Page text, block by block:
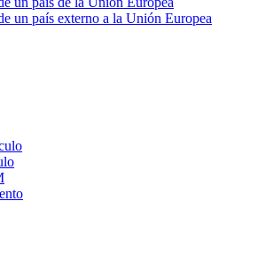
un país externo a la Unión Europea